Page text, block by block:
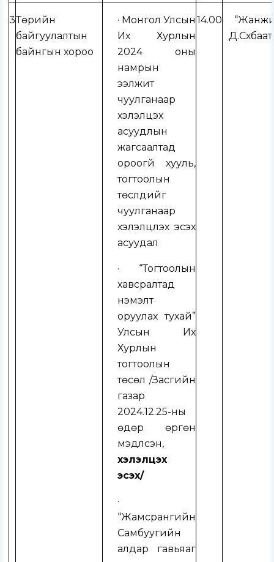
3Төрийн
байгуулалтын
байнгын хороо
· Монгол Улсын
Их Хурлын
2024 оны
намрын
ээлжит
чуулганаар
хэлэлцэх
асуудлын
жагсаалтад
ороогүй хууль,
тогтоолын
төслүүдийг
чуулганаар
хэлэлцүүлэх эсэх
асуудал
· “Тогтоолын
хавсралтад
нэмэлт
оруулах тухай”
Улсын Их
Хурлын
тогтоолын
төсөл /Засгийн
газар
2024.12.25-ны
өдөр өргөн
мэдүүлсэн,
хэлэлцэх
эсэх/
·
“Жамсрангийн
Самбуугийн
алдар гавьяаг
14.00